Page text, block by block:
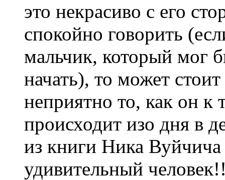
это некрасиво с его
спокойно говорить
мальчик, который мог
начать), то может
неприятно то, как он к
происходит изо дня в
из книги Ника
удивительный